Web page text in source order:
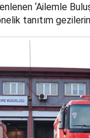
‘Ailemle
tanıtım